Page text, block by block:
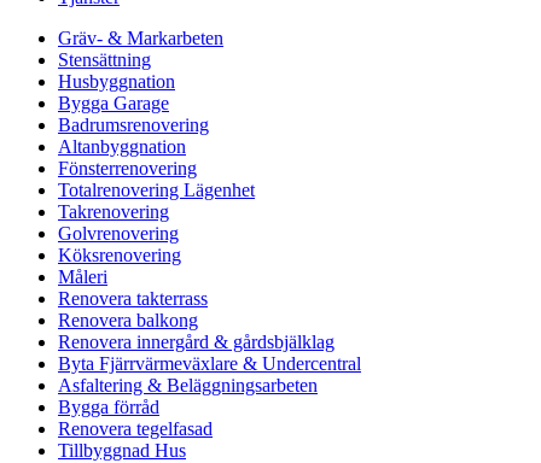
Gräv- & Markarbeten
Stensättning
Husbyggnation
Bygga Garage
Badrumsrenovering
Altanbyggnation
Fönsterrenovering
Totalrenovering Lägenhet
Takrenovering
Golvrenovering
Köksrenovering
Måleri
Renovera takterrass
Renovera balkong
Renovera innergård & gårdsbjälklag
Byta Fjärrvärmeväxlare & Undercentral
Asfaltering & Beläggningsarbeten
Bygga förråd
Renovera tegelfasad
Tillbyggnad Hus